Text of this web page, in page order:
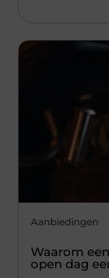
Aanbiedingen
Waarom
open dag